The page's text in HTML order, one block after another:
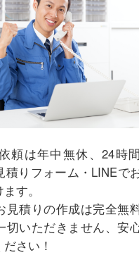
頼は年中無休、24時
積りフォーム・LINEで
す。
見積りの作成は完全無
切いただきません、安
さい！